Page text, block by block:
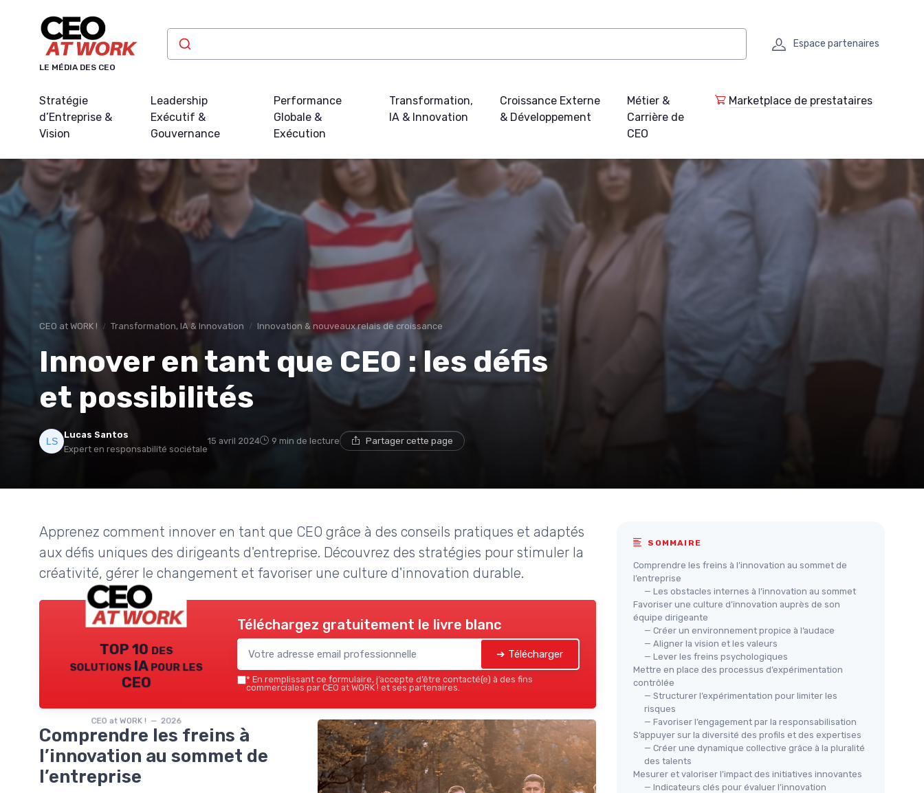
LE MÉDIA DES CEO
Espace partenaires
Stratégie
d’Entreprise &
Vision
Leadership
Exécutif &
Gouvernance
Performance
Globale &
Exécution
Transformation,
IA & Innovation
Croissance Externe
& Développement
Métier &
Carrière de
CEO
Marketplace de prestataires
CEO at WORK ! Transformation, IA & Innovation Innovation & nouveaux relais de croissance
Innover en tant que CEO : les défis
et possibilités
Lucas Santos
Expert en responsabilité sociétale
15 avril 2024 9 min de lecture Partager cette page
Apprenez comment innover en tant que CEO grâce à des conseils pratiques et adaptés
aux défis uniques des dirigeants d'entreprise. Découvrez des stratégies pour stimuler la
créativité, gérer le changement et favoriser une culture d'innovation durable.
TOP 10 des
solutions IA pour les
CEO
CEO at WORK ! — 2026
Téléchargez gratuitement le livre blanc
➔ Télécharger
* En remplissant ce formulaire, j’accepte d’être contacté(e) à des fins
commerciales par CEO at WORK ! et ses partenaires.
Comprendre les freins à
l’innovation au sommet de
l’entreprise
SOMMAIRE
Comprendre les freins à l’innovation au sommet de
l’entreprise
— Les obstacles internes à l’innovation au sommet
Favoriser une culture d’innovation auprès de son
équipe dirigeante
— Créer un environnement propice à l’audace
— Aligner la vision et les valeurs
— Lever les freins psychologiques
Mettre en place des processus d’expérimentation
contrôlée
— Structurer l’expérimentation pour limiter les
risques
— Favoriser l’engagement par la responsabilisation
S’appuyer sur la diversité des profils et des expertises
— Créer une dynamique collective grâce à la pluralité
des talents
Mesurer et valoriser l’impact des initiatives innovantes
— Indicateurs clés pour évaluer l’innovation